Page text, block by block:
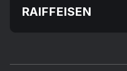
RAIFFEISEN